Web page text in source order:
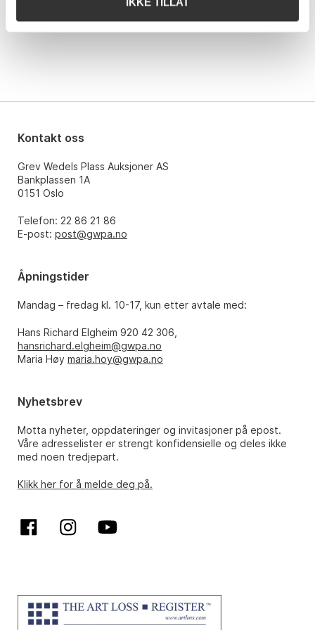
Kontakt oss
Grev Wedels Plass Auksjoner AS
Bankplassen 1A
0151 Oslo
Telefon: 22 86 21 86
E-post: post@gwpa.no
Åpningstider
Mandag – fredag kl. 10-17, kun etter avtale med:
Hans Richard Elgheim 920 42 306,
hansrichard.elgheim@gwpa.no
Maria Høy maria.hoy@gwpa.no
Nyhetsbrev
Motta nyheter, oppdateringer og invitasjoner på epost.
Våre adresselister er strengt konfidensielle og deles ikke
med noen tredjepart.
Klikk her for å melde deg på.